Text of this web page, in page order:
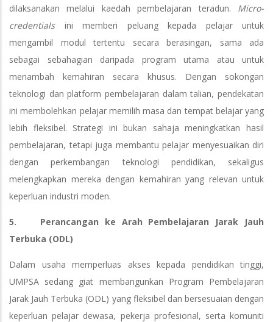
dilaksanakan melalui kaedah pembelajaran teradun. Micro-
credentials ini memberi peluang kepada pelajar untuk
mengambil modul tertentu secara berasingan, sama ada
sebagai sebahagian daripada program utama atau untuk
menambah kemahiran secara khusus. Dengan sokongan
teknologi dan platform pembelajaran dalam talian, pendekatan
ini membolehkan pelajar memilih masa dan tempat belajar yang
lebih fleksibel. Strategi ini bukan sahaja meningkatkan hasil
pembelajaran, tetapi juga membantu pelajar menyesuaikan diri
dengan perkembangan teknologi pendidikan, sekaligus
melengkapkan mereka dengan kemahiran yang relevan untuk
keperluan industri moden.
5. Perancangan ke Arah Pembelajaran Jarak Jauh
Terbuka (ODL)
Dalam usaha memperluas akses kepada pendidikan tinggi,
UMPSA sedang giat membangunkan Program Pembelajaran
Jarak Jauh Terbuka (ODL) yang fleksibel dan bersesuaian dengan
keperluan pelajar dewasa, pekerja profesional, serta komuniti